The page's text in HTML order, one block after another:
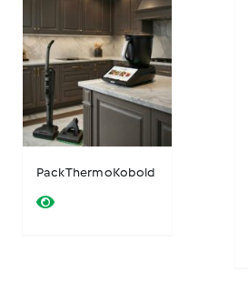
Pack ThermoKobold